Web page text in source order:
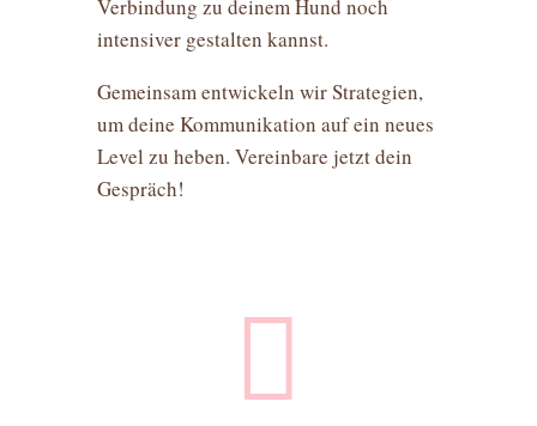
Verbindung zu deinem Hund noch
intensiver gestalten kannst.
Gemeinsam entwickeln wir Strategien,
um deine Kommunikation auf ein neues
Level zu heben. Vereinbare jetzt dein
Gespräch!
